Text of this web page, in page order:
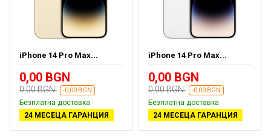
iPhone 14 Pro Max...
0,00 BGN
0,00 BGN -0,00 BGN
Безплатна доставка
24 МЕСЕЦА ГАРАНЦИЯ
iPhone 14 Pro Max...
0,00 BGN
0,00 BGN -0,00 BGN
Безплатна доставка
24 МЕСЕЦА ГАРАНЦИЯ